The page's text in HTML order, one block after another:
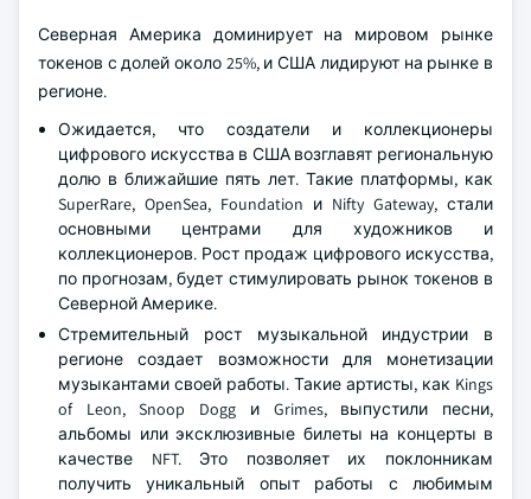
Северная Америка доминирует на мировом рынке
токенов с долей около 25%, и США лидируют на рынке в
регионе.
Ожидается, что создатели и коллекционеры
цифрового искусства в США возглавят региональную
долю в ближайшие пять лет. Такие платформы, как
SuperRare, OpenSea, Foundation и Nifty Gateway, стали
основными центрами для художников и
коллекционеров. Рост продаж цифрового искусства,
по прогнозам, будет стимулировать рынок токенов в
Северной Америке.
Стремительный рост музыкальной индустрии в
регионе создает возможности для монетизации
музыкантами своей работы. Такие артисты, как Kings
of Leon, Snoop Dogg и Grimes, выпустили песни,
альбомы или эксклюзивные билеты на концерты в
качестве NFT. Это позволяет их поклонникам
получить уникальный опыт работы с любимым